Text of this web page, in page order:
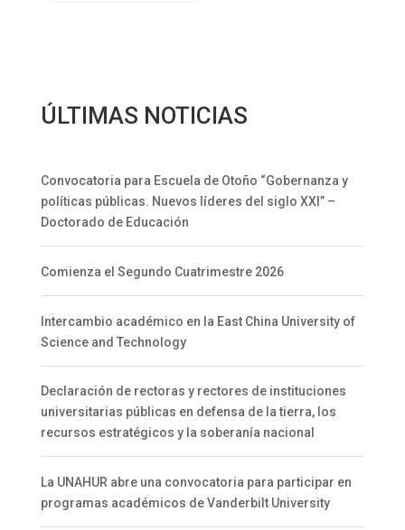
ÚLTIMAS NOTICIAS
Convocatoria para Escuela de Otoño “Gobernanza y
políticas públicas. Nuevos líderes del siglo XXI” –
Doctorado de Educación
Comienza el Segundo Cuatrimestre 2026
Intercambio académico en la East China University of
Science and Technology
Declaración de rectoras y rectores de instituciones
universitarias públicas en defensa de la tierra, los
recursos estratégicos y la soberanía nacional
La UNAHUR abre una convocatoria para participar en
programas académicos de Vanderbilt University